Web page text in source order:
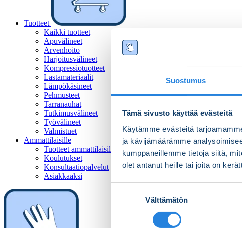
Suostumus
Tämä sivusto käyttää evästeitä
Käytämme evästeitä
ja kävijämäärämme
kumppaneillemme tietoja siitä,
olet antanut heille tai joita on
Välttämätön
Tuotteet
Kaikki tuotteet
Apuvälineet
Arvenhoito
Harjoitusvälineet
Kompressiotuotteet
Lastamateriaalit
Lämpökäsineet
Pehmusteet
Tarranauhat
Tutkimusvälineet
Työvälineet
Valmistuet
Ammattilaisille
Tuotteet ammattilaisille
Koulutukset
Konsultaatiopalvelut
Asiakkaaksi